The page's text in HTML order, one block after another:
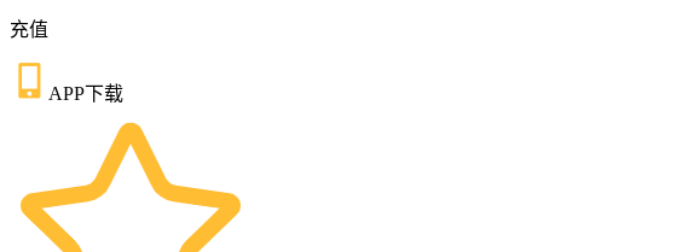
充值
APP下载